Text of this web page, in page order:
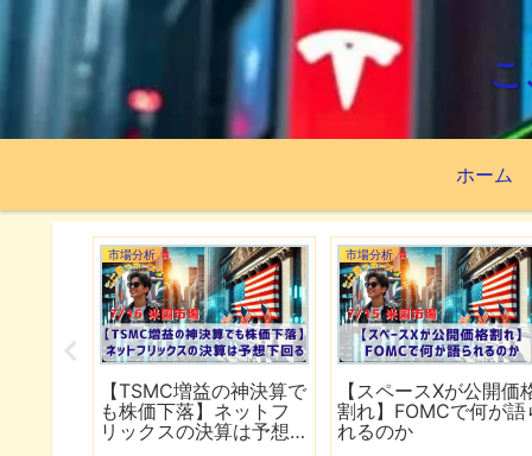
ホーム
市場分析
【TSMC増益の神決算で
も株価下落】ネットフ
リックスの決算は予想
市場分析
【スペースXが公開価
割れ】FOMCで何が語
れるのか